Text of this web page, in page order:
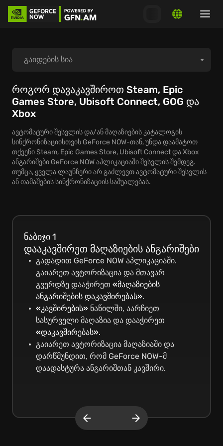
გაიდების სია
როგორ დავიწყოთ თამაში
როგორ დავაკავშიროთ ლაუნჩერები
სისტემური მოთხოვნები
MacOS
Chrome OS
SHIELD
Browser
Android
iOS Safari
Smart TV
როგორ დავაკავშიროთ Steam, Epic
Games Store, Ubisoft Connect, GOG და
Xbox
ავტომატური შესვლის და/ან მაღაზიების კატალოგის
სინქრონიზაციისთვის GeForce NOW-თან, უნდა დაამატოთ
თქვენი Steam, Epic Games Store, Ubisoft Connect და Xbox
ანგარიშები GeForce NOW აპლიკაციაში შესვლის შემდეგ.
თუმცა, ყველა ლაუნჩერი არ გაძლევთ ავტომატური შესვლის
ან თამაშების სინქრონიზაციის საშუალებას.
ნაბიჯი 1
დააკავშირეთ მაღაზიების ანგარიშები
გადადით GeForce NOW აპლიკაციაში.
გაიარეთ ავტორიზაცია და მთავარ
გვერდზე დააჭირეთ «მაღაზიების
ანგარიშების დაკავშირებას».
«კავშირების» ნაწილში, აარჩიეთ
სასურველი მაღაზია და დააჭირეთ
«დაკავშირებას».
გაიარეთ ავტორიზაცია მაღაზიაში და
დარწმუნდით, რომ GeForce NOW-მ
დაადასტურა ანგარიშთან კავშირი.